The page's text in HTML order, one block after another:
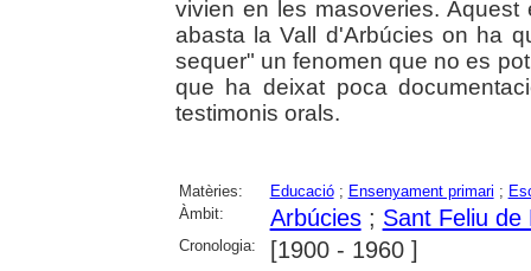
vivien en les masoveries.
abasta la Vall d'Arbúcies on ha
sequer" un fenomen que no es
que ha deixat poca
testimonis orals.
Matèries: Educació; Ensenyament primari ;
Àmbit:
Arbúcies; Sant Feliu de
Cronologia: [1900 - 1960 ]